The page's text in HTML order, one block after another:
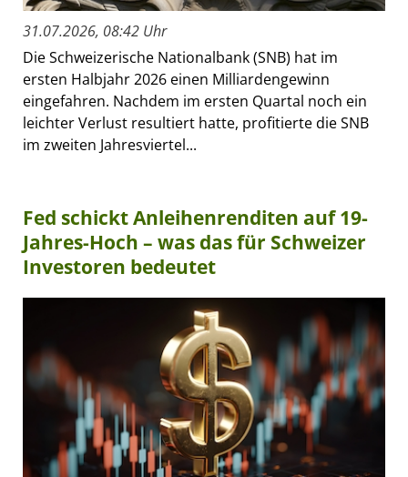
31.07.2026, 08:42 Uhr
Die Schweizerische Nationalbank (SNB) hat im
ersten Halbjahr 2026 einen Milliardengewinn
eingefahren. Nachdem im ersten Quartal noch ein
leichter Verlust resultiert hatte, profitierte die SNB
im zweiten Jahresviertel...
Fed schickt Anleihenrenditen auf 19-
Jahres-Hoch – was das für Schweizer
Investoren bedeutet